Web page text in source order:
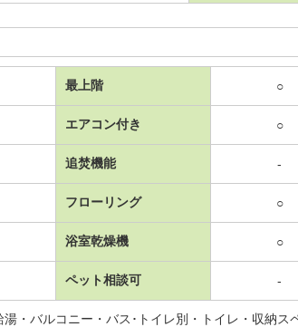
最上階 ○
エアコン付き ○
追焚機能 -
フローリング ○
浴室乾燥機 ○
ペット相談可 -
湯・バルコニー・バス･トイレ別・トイレ・収納